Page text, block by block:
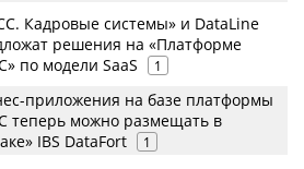
Кадровые системы» и DataLine
решения на «Платформе
по модели SaaS
1
приложения на базе платформы
теперь можно размещать в
IBS DataFort
1